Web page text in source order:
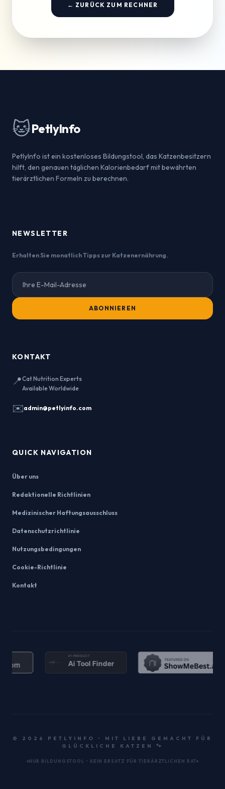
← ZURÜCK ZUM RECHNER
🐱PetlyInfo
PetlyInfo ist ein kostenloses Bildungstool, das Katzenbesitzern
hilft, den genauen täglichen Kalorienbedarf mit bewährten
tierärztlichen Formeln zu berechnen.
NEWSLETTER
Erhalten Sie monatlich Tipps zur Katzenernährung.
ABONNIEREN
KONTAKT
📍Cat Nutrition Experts
Available Worldwide
✉️admin@petlyinfo.com
QUICK NAVIGATION
Über uns
Redaktionelle Richtlinien
Medizinischer Haftungsausschluss
Datenschutzrichtlinie
Nutzungsbedingungen
Cookie-Richtlinie
Kontakt
© 2026 PETLYINFO • MIT LIEBE GEMACHT FÜR
GLÜCKLICHE KATZEN 🐾
NUR BILDUNGSTOOL • KEIN ERSATZ FÜR TIERÄRZTLICHEN RAT